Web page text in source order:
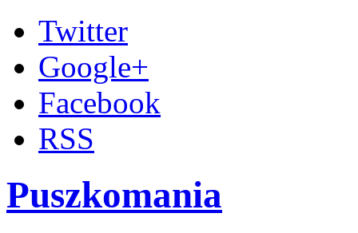
Twitter
Google+
Facebook
RSS
Puszkomania